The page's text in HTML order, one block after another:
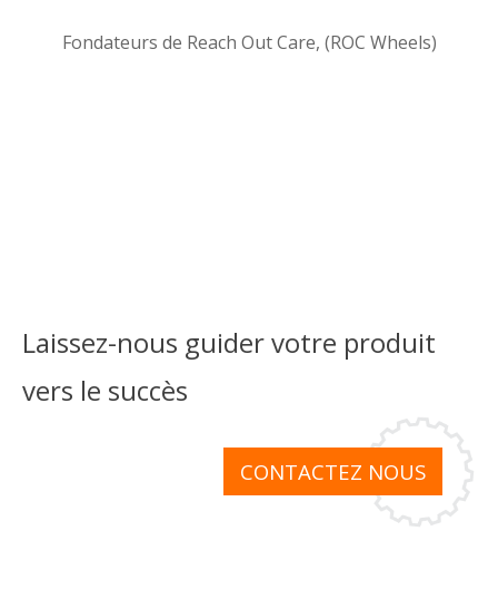
Fondateurs de Reach Out Care, (ROC Wheels)
Laissez-nous guider votre produit
vers le succès
CONTACTEZ NOUS